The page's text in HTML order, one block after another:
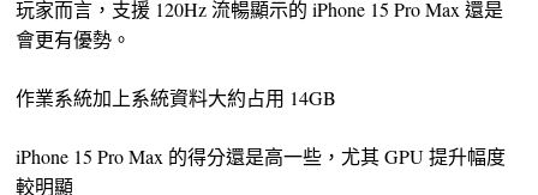
玩家而言，支援 120Hz 流暢顯示的 iPhone 15 Pro Max 還是
會更有優勢。
作業系統加上系統資料大約占用 14GB
iPhone 15 Pro Max 的得分還是高一些，尤其 GPU 提升幅度
較明顯